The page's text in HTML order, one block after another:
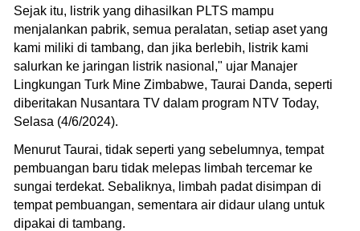
Sejak itu, listrik yang dihasilkan PLTS mampu
menjalankan pabrik, semua peralatan, setiap aset yang
kami miliki di tambang, dan jika berlebih, listrik kami
salurkan ke jaringan listrik nasional," ujar Manajer
Lingkungan Turk Mine Zimbabwe, Taurai Danda, seperti
diberitakan Nusantara TV dalam program NTV Today,
Selasa (4/6/2024).
Menurut Taurai, tidak seperti yang sebelumnya, tempat
pembuangan baru tidak melepas limbah tercemar ke
sungai terdekat. Sebaliknya, limbah padat disimpan di
tempat pembuangan, sementara air didaur ulang untuk
dipakai di tambang.